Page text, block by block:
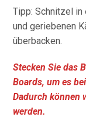
Tipp: Schnitzel
und geriebenen
überbacken.
Stecken Sie das
Boards, um es
Dadurch können
werden.